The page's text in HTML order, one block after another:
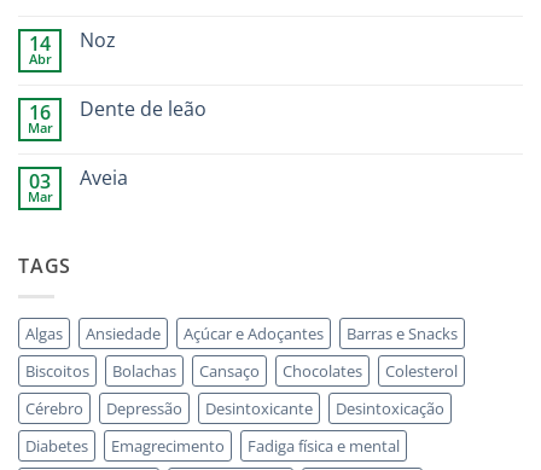
14
Abr
Noz
16
Mar
Dente de leão
03
Mar
Aveia
TAGS
Algas Ansiedade Açúcar e Adoçantes
Barras e Snacks
Biscoitos
Bolachas Cansaço Chocolates
Colesterol
Cérebro
Depressão Desintoxicante
Desintoxicação
Diabetes
Emagrecimento
Fadiga física e mental